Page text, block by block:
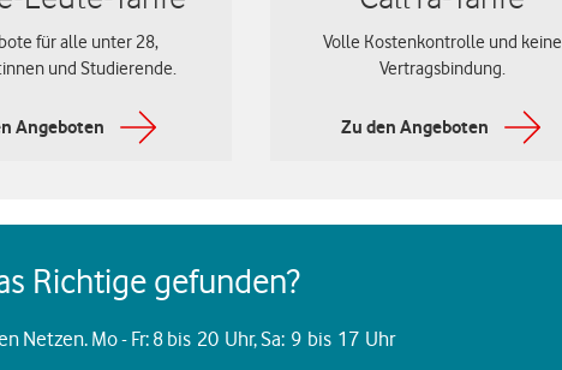
für alle unter 28,
und Studierende.
Angeboten
Volle Kostenkontrolle und keine
Vertragsbindung.
Zu den Angeboten
Richtige gefunden?
Netzen. Mo - Fr: 8 bis 20 Uhr, Sa: 9 bis 17 Uhr